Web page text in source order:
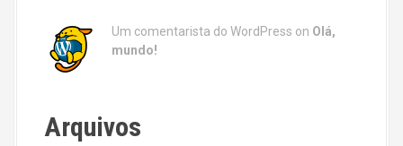
Um comentarista do WordPress on Olá,
mundo!
Arquivos